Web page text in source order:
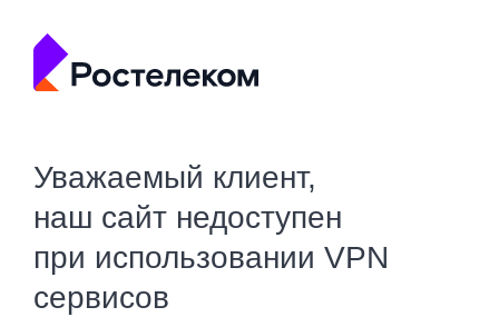
Уважаемый клиент,
наш сайт недоступен
при использовании VPN
сервисов